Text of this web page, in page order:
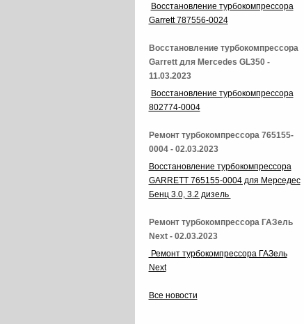
Восстановление турбокомпрессора
Garrett 787556-0024
Восстановление турбокомпрессора
Garrett для Mercedes GL350 -
11.03.2023
Восстановление турбокомпрессора
802774-0004
Ремонт турбокомпрессора 765155-
0004 - 02.03.2023
Восстановление турбокомпрессора
GARRETT 765155-0004 для Мерседес
Бенц 3.0, 3.2 дизель
Ремонт турбокомпрессора ГАЗель
Next - 02.03.2023
Ремонт турбокомпрессора ГАЗель
Next
Все новости